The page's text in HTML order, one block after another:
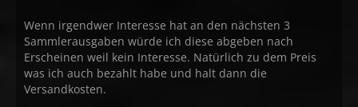
Wenn irgendwer Interesse hat an den nächsten 3
Sammlerausgaben würde ich diese abgeben nach
Erscheinen weil kein Interesse. Natürlich zu dem Preis
was ich auch bezahlt habe und halt dann die
Versandkosten.